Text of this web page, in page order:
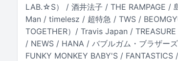
LAB.☆S） / 酒井法子 / THE RAMPAGE /
Man / timelesz / 超特急 / TWS /
TOGETHER）/ Travis Japan /
/ NEWS / HANA / バブルガム・ブラザー
FUNKY MONKEY BΛBY'S /